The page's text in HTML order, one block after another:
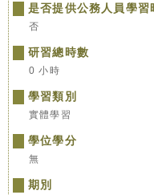
是否提供公務人員學習
否
研習總時數
0 小時
學習類別
實體學習
學位學分
無
期別